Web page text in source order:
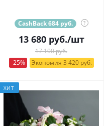
CashBack 684 руб. ?
13 680руб./шт
17 100 руб.
-25%
Экономия 3 420 руб.
ХИТ